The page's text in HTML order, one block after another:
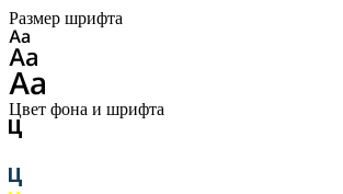
Размер шрифта
Цвет фона и шрифта